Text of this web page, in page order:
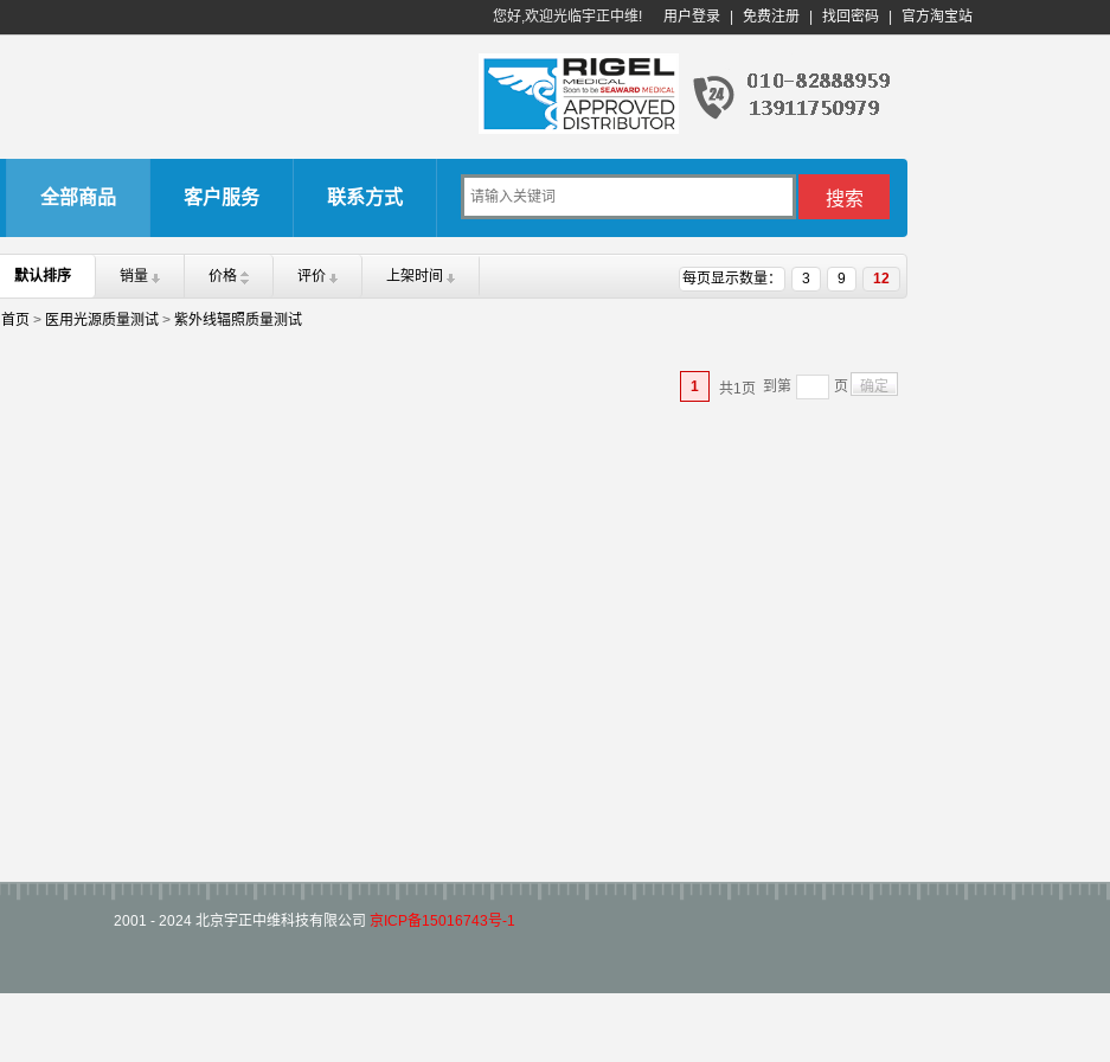
您好,欢迎光临宇正中维! 用户登录 免费注册 找回密码 官方淘宝站
全部商品 客户服务 联系方式
默认排序 销量 价格 评价 上架时间 每页显示数量： 3 9 12
首页 > 医用光源质量测试 > 紫外线辐照质量测试
1 共1页 到第 页 确定
2001 - 2024 北京宇正中维科技有限公司 京ICP备15016743号-1